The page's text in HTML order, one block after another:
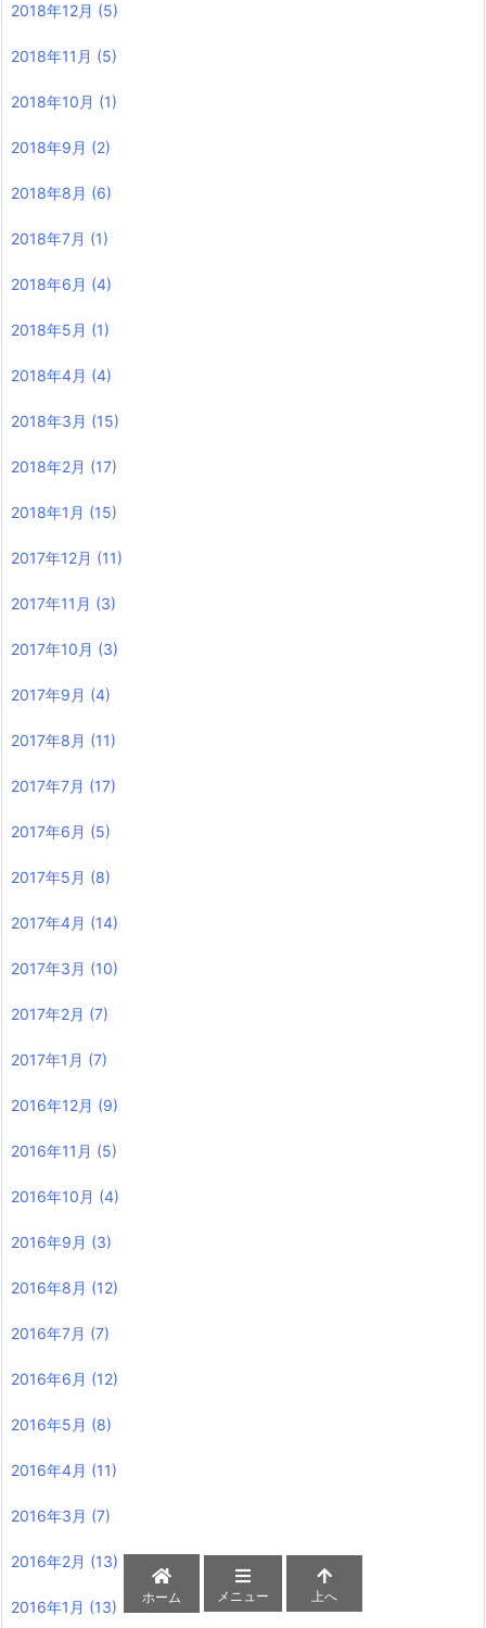
2018年12月 (5)
2018年11月 (5)
2018年10月 (1)
2018年9月 (2)
2018年8月 (6)
2018年7月 (1)
2018年6月 (4)
2018年5月 (1)
2018年4月 (4)
2018年3月 (15)
2018年2月 (17)
2018年1月 (15)
2017年12月 (11)
2017年11月 (3)
2017年10月 (3)
2017年9月 (4)
2017年8月 (11)
2017年7月 (17)
2017年6月 (5)
2017年5月 (8)
2017年4月 (14)
2017年3月 (10)
2017年2月 (7)
2017年1月 (7)
2016年12月 (9)
2016年11月 (5)
2016年10月 (4)
2016年9月 (3)
2016年8月 (12)
2016年7月 (7)
2016年6月 (12)
2016年5月 (8)
2016年4月 (11)
2016年3月 (7)
2016年2月 (13)
2016年1月 (13)
ホーム メニュー 上へ